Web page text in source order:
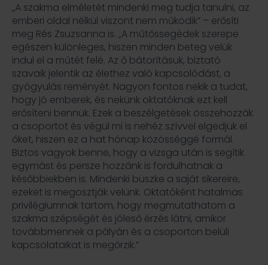
„A szakma elméletét mindenki meg tudja tanulni, az
emberi oldal nélkül viszont nem működik” – erősíti
meg Rés Zsuzsanna is. „A műtőssegédek szerepe
egészen különleges, hiszen minden beteg velük
indul el a műtét felé. Az ő bátorításuk, biztató
szavaik jelentik az élethez való kapcsolódást, a
gyógyulás reményét. Nagyon fontos nekik a tudat,
hogy jó emberek, és nekünk oktatóknak ezt kell
erősíteni bennük. Ezek a beszélgetések összehozzák
a csoportot és végül mi is nehéz szívvel elgedjük el
őket, hiszen ez a hat hónap közösséggé formál.
Biztos vagyok benne, hogy a vizsga után is segítik
egymást és persze hozzánk is fordulhatnak a
későbbiekben is. Mindenki büszke a saját sikereire,
ezeket is megosztják velünk. Oktatóként hatalmas
privilégiumnak tartom, hogy megmutathatom a
szakma szépségét és jóleső érzés látni, amikor
továbbmennek a pályán és a csoporton belüli
kapcsolataikat is megőrzik.”